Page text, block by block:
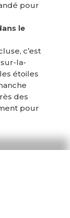
pour
le
c’est
la-
étoiles
des
pour